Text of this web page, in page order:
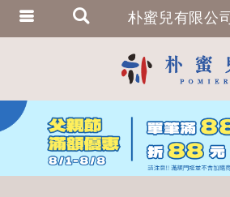
朴蜜兒有限公司
會員登入
會員註冊
忘記密碼
訂單查詢
繁體中文